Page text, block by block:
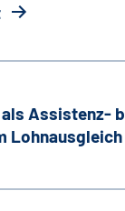
Assistenz-